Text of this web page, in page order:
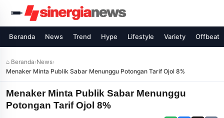
Beranda News Trend Hype Lifestyle Variety Offbeat
⌂ Beranda›News›
Menaker Minta Publik Sabar Menunggu Potongan Tarif Ojol 8%
Menaker Minta Publik Sabar Menunggu
Potongan Tarif Ojol 8%